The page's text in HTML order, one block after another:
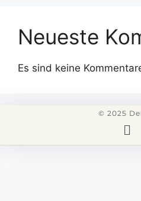
Neueste
Es sind keine
© 2025